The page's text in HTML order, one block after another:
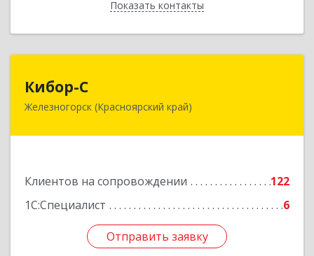
Показать контакты
Назад
Кибор-С
Железногорск (Красноярский край)
Клиентов на сопровождении
122
1С:Специалист
6
Отправить заявку
662973, Красноярский край, Железногорск г,
Отправить заявку